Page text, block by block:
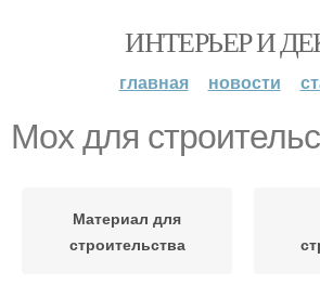
ИНТЕРЬЕР И
главная новости
Мох для
Материал для
строительства